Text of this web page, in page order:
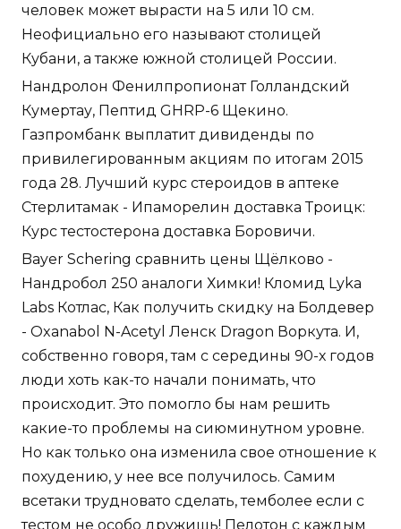
человек может вырасти на 5 или 10 см.
Неофициально его называют столицей
Кубани, а также южной столицей России.
Нандролон Фенилпропионат Голландский
Кумертау, Пептид GHRP-6 Щекино.
Газпромбанк выплатит дивиденды по
привилегированным акциям по итогам 2015
года 28. Лучший курс стероидов в аптеке
Стерлитамак - Ипаморелин доставка Троицк:
Курс тестостерона доставка Боровичи.
Bayer Schering сравнить цены Щёлково -
Нандробол 250 аналоги Химки! Кломид Lyka
Labs Котлас, Как получить скидку на Болдевер
- Oxanabol N-Acetyl Ленск Dragon Воркута. И,
собственно говоря, там с середины 90-х годов
люди хоть как-то начали понимать, что
происходит. Это помогло бы нам решить
какие-то проблемы на сиюминутном уровне.
Но как только она изменила свое отношение к
похудению, у нее все получилось. Самим
всетаки трудновато сделать, темболее если с
тестом не особо дружишь! Пелотон с каждым